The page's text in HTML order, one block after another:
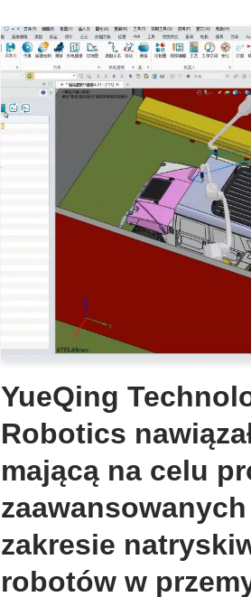
YueQing
Robotics
mającą na celu
zakresie
robotów w